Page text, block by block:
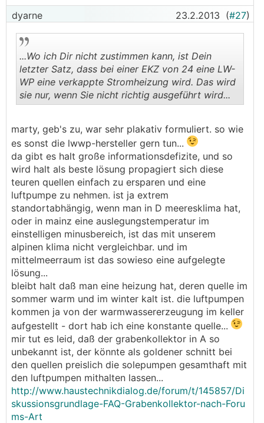
dyarne 23.2.2013 (#27)
..
...Wo ich Dir nicht zustimmen kann, ist Dein
letzter Satz, dass bei einer EKZ von 24 eine LW-
WP eine verkappte Stromheizung wird. Das wird
sie nur, wenn Sie nicht richtig ausgeführt wird...
marty, geb's zu, war sehr plakativ formuliert. so wie
es sonst die lwwp-hersteller gern tun...
da gibt es halt große informationsdefizite, und so
wird halt als beste lösung propagiert sich diese
teuren quellen einfach zu ersparen und eine
luftpumpe zu nehmen. ist ja extrem
standortabhängig, wenn man in D meeresklima hat,
oder in mainz eine auslegungstemperatur im
einstelligen minusbereich, ist das mit unserem
alpinen klima nicht vergleichbar. und im
mittelmeerraum ist das sowieso eine aufgelegte
lösung...
bleibt halt daß man eine heizung hat, deren quelle im
sommer warm und im winter kalt ist. die luftpumpen
kommen ja von der warmwassererzeugung im keller
aufgestellt - dort hab ich eine konstante quelle...
mir tut es leid, daß der grabenkollektor in A so
unbekannt ist, der könnte als goldener schnitt bei
den quellen preislich die solepumpen gesamthaft mit
den luftpumpen mithalten lassen...
http://www.haustechnikdialog.de/forum/t/145857/Di
skussionsgrundlage-FAQ-Grabenkollektor-nach-Foru
ms-Art